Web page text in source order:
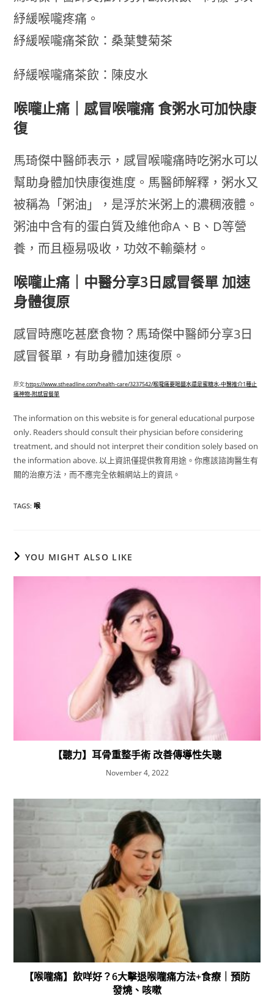
紓緩喉嚨疼痛。
紓緩喉嚨痛茶飲：桑葉雙菊茶
紓緩喉嚨痛茶飲：陳皮水
喉嚨止痛｜感冒喉嚨痛 食粥水可加快康
復
馬琦傑中醫師表示，感冒喉嚨痛時吃粥水可以
幫助身體加快康復進度。馬醫師解釋，粥水又
被稱為「粥油」，是浮於米粥上的濃稠液體。
粥油中含有的蛋白質及維他命A、B、D等營
養，而且極易吸收，功效不輸藥材。
喉嚨止痛｜中醫分享3日感冒餐單 加速
身體復原
感冒時應吃甚麼食物？馬琦傑中醫師分享3日
感冒餐單，有助身體加速復原。
原文:https://www.stheadline.com/health-care/3237542/喉嚨痛要喝鹽水還是蜜糖水-中醫推介1種止
痛神物-附感冒餐單
The information on this website is for general educational purpose
only. Readers should consult their physician before considering
treatment, and should not interpret their condition solely based on
the information above. 以上資訊僅提供教育用途。你應該諮詢醫生有
關的治療方法，而不應完全依賴網站上的資訊。
TAGS:喉
YOU MIGHT ALSO LIKE
【聽力】耳骨重整手術 改善傳導性失聰
November 4, 2022
【喉嚨痛】飲咩好？6大擊退喉嚨痛方法+食療｜預防
發燒、咳嗽